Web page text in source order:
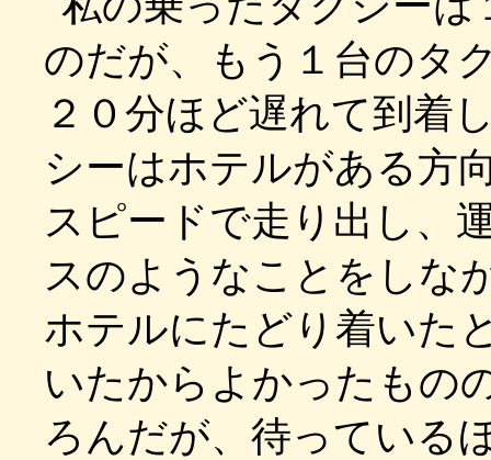
のだが、もう１台のタ
２０分ほど遅れて到着
シーはホテルがある方
スピードで走り出し、
スのようなことをしな
ホテルにたどり着いた
いたからよかったもの
ろんだが、待っている